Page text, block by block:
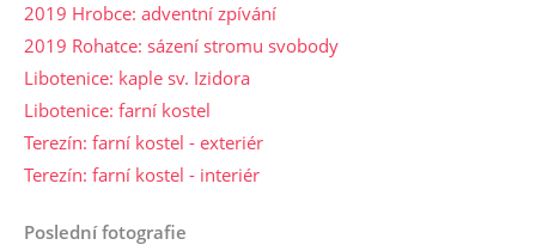
2019 Hrobce: adventní zpívání
2019 Rohatce: sázení stromu svobody
Libotenice: kaple sv. Izidora
Libotenice: farní kostel
Terezín: farní kostel - exteriér
Terezín: farní kostel - interiér
Poslední fotografie